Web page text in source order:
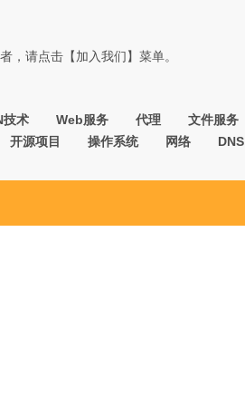
，请点击【加入我们】菜单。
技术 Web服务 代理 文件服务
开源项目 操作系统 网络 DNS